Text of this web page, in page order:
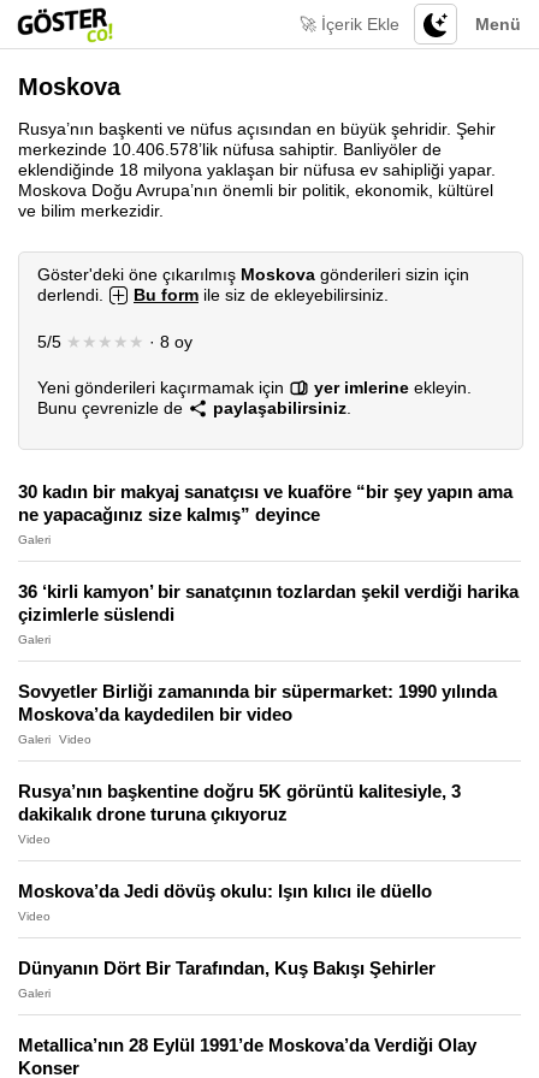
Menü
🚀 İçerik Ekle
Moskova
Rusya’nın başkenti ve nüfus açısından en büyük şehridir. Şehir
merkezinde 10.406.578’lik nüfusa sahiptir. Banliyöler de
eklendiğinde 18 milyona yaklaşan bir nüfusa ev sahipliği yapar.
Moskova Doğu Avrupa’nın önemli bir politik, ekonomik, kültürel
ve bilim merkezidir.
Göster'deki öne çıkarılmış Moskova gönderileri sizin için
derlendi.
Bu form ile siz de ekleyebilirsiniz.
5/5 ★★★★★ · 8 oy
Yeni gönderileri kaçırmamak için yer imlerine ekleyin.
Bunu çevrenizle de
paylaşabilirsiniz
30 kadın bir makyaj sanatçısı ve kuaföre “bir şey yapın ama
ne yapacağınız size kalmış” deyince
Galeri
36 ‘kirli kamyon’ bir sanatçının tozlardan şekil verdiği harika
çizimlerle süslendi
Galeri
Sovyetler Birliği zamanında bir süpermarket: 1990 yılında
Moskova’da kaydedilen bir video
Galeri Video
Rusya’nın başkentine doğru 5K görüntü kalitesiyle, 3
dakikalık drone turuna çıkıyoruz
Video
Moskova’da Jedi dövüş okulu: Işın kılıcı ile düello
Video
Dünyanın Dört Bir Tarafından, Kuş Bakışı Şehirler
Galeri
Metallica’nın 28 Eylül 1991’de Moskova’da Verdiği Olay
Konser